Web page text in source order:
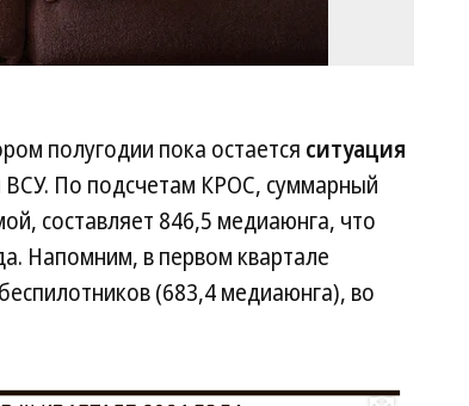
полугодии пока остается ситуация
По подсчетам КРОС, суммарный
составляет 846,5 медиаюнга, что
Напомним, в первом квартале
(683,4 медиаюнга), во